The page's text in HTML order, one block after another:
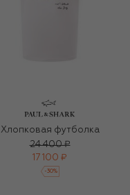
Хлопковая футболка
24 400 ₽
17 100 ₽
-30%